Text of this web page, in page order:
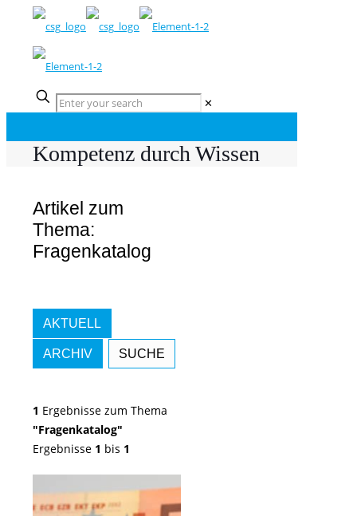
✕
Kompetenz durch Wissen
Artikel zum
Thema:
Fragenkatalog
AKTUELL
ARCHIV SUCHE
1 Ergebnisse zum Thema
"Fragenkatalog"
Ergebnisse 1 bis 1